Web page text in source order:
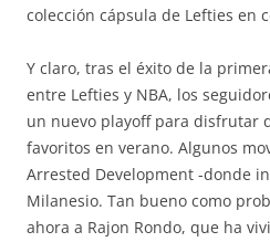
colección cápsula de Lefties en
Y claro, tras el éxito de la
entre Lefties y NBA, los
un nuevo playoff para disfrutar
favoritos en verano. Algunos
Arrested Development -donde
Milanesio. Tan bueno como
ahora a Rajon Rondo, que ha